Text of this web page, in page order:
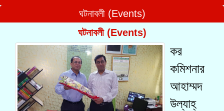
ঘটনাবলী (Events)
ঘটনাবলী (Events)
কর
কমিশনার
আহাম্মদ
উল্যাহ্